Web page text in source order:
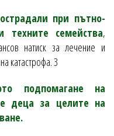
при пътно-
техните семейства,
натиск за лечение и
катастрофа. 3
подпомагане на
деца за целите на